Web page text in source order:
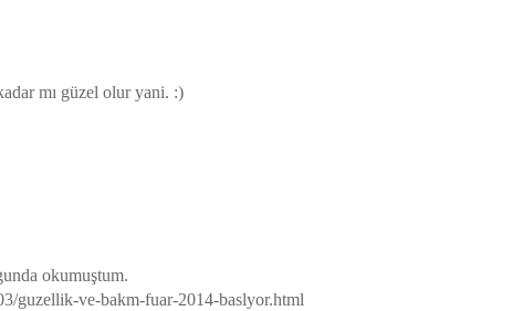
mı güzel olur yani. :)
okumuştum.
guzellik-ve-bakm-fuar-2014-baslyor.html